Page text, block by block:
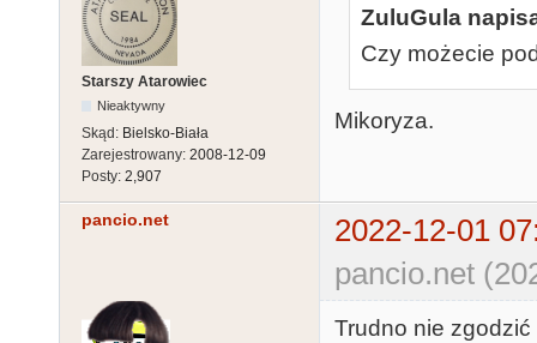
Starszy Atarowiec
Nieaktywny
Skąd: Bielsko-Biała
Zarejestrowany: 2008-12-09
Posty: 2,907
ZuluGula
Czy możecie
Mikoryza.
pancio.net
2022-12-01
pancio.net
Trudno nie zgodzić